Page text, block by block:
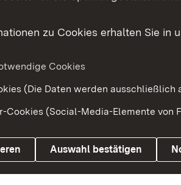
zum Landesportal
zu Cookies erhalten Sie in
Cookies
(Die Daten werden ausschließlich
Cookies (Social-Media-Elemente von
Auswahl bestätigen